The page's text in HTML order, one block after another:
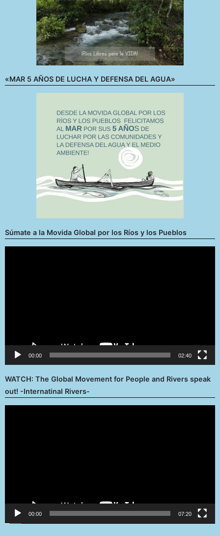
«MAR 5 AÑOS DE LUCHA Y DEFENSA DEL AGUA»
Súmate a la Movida Global por los Ríos y los Pueblos
00:00 02:40
WATCH: The Global Movement for People and Rivers speak
out! -Internatinal Rivers-
00:00 07:20